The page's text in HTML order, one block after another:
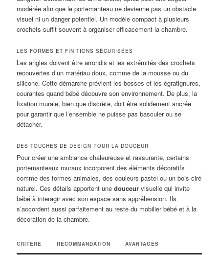
modérée afin que le portemanteau ne devienne pas un obstacle
visuel ni un danger potentiel. Un modèle compact à plusieurs
crochets suffit souvent à organiser efficacement la chambre.
LES FORMES ET FINITIONS SÉCURISÉES
Les angles doivent être arrondis et les extrémités des crochets
recouvertes d’un matériau doux, comme de la mousse ou du
silicone. Cette démarche prévient les bosses et les égratignures,
courantes quand bébé découvre son environnement. De plus, la
fixation murale, bien que discrète, doit être solidement ancrée
pour garantir que l’ensemble ne puisse pas basculer ou se
détacher.
DES TOUCHES DE DESIGN POUR LA DOUCEUR
Pour créer une ambiance chaleureuse et rassurante, certains
portemanteaux muraux incorporent des éléments décoratifs
comme des formes animales, des couleurs pastel ou un bois ciré
naturel. Ces détails apportent unedouceur visuelle qui invite
bébé à interagir avec son espace sans appréhension. Ils
s’accordent aussi parfaitement au reste du mobilier bébé et à la
décoration de la chambre.
CRITÈRE RECOMMANDATION AVANTAGES